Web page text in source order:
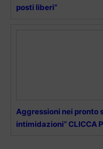
posti liberi”
Aggressioni nei pronto
intimidazioni” CLICCA